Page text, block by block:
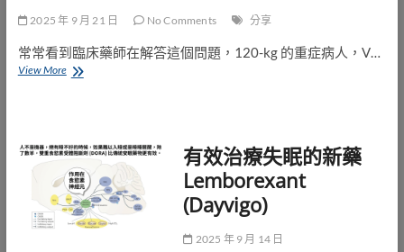
2025 年 9 月 21 日 No Comments 分享
常常看到臨床藥師在解答這個問題，120-kg 的重症病人，V…
View More肥
抗
生
素
劑
量
有效治療失眠的新藥
Lemborexant
(Dayvigo)
2025 年 9 月 14 日